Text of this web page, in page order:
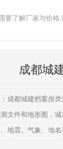
了解厂家与价格
成都城
成都城建档案按
文件和地形图，
地震、气象、地